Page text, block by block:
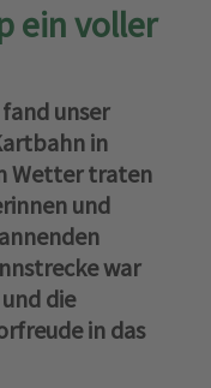
ein voller
unser
in
Wetter traten
und
war
die
in das